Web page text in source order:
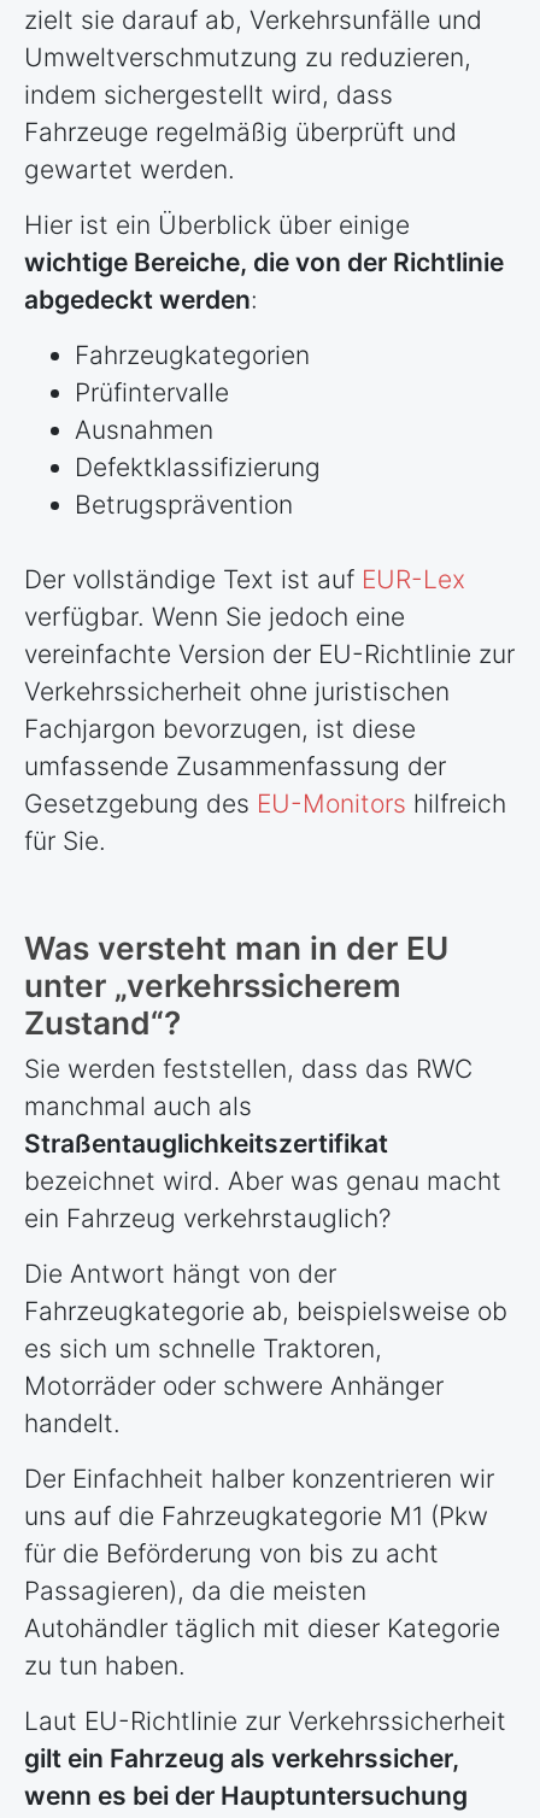
zielt sie darauf ab, Verkehrsunfälle und
Umweltverschmutzung zu reduzieren,
indem sichergestellt wird, dass
Fahrzeuge regelmäßig überprüft und
gewartet werden.
Hier ist ein Überblick über einige
wichtige Bereiche, die von der Richtlinie
abgedeckt werden:
Fahrzeugkategorien
Prüfintervalle
Ausnahmen
Defektklassifizierung
Betrugsprävention
Der vollständige Text ist auf EUR-Lex
verfügbar. Wenn Sie jedoch eine
vereinfachte Version der EU-Richtlinie zur
Verkehrssicherheit ohne juristischen
Fachjargon bevorzugen, ist diese
umfassende Zusammenfassung der
Gesetzgebung des EU-Monitors hilfreich
für Sie.
Was versteht man in der EU
unter „verkehrssicherem
Zustand“?
Sie werden feststellen, dass das RWC
manchmal auch als
Straßentauglichkeitszertifikat
bezeichnet wird. Aber was genau macht
ein Fahrzeug verkehrstauglich?
Die Antwort hängt von der
Fahrzeugkategorie ab, beispielsweise ob
es sich um schnelle Traktoren,
Motorräder oder schwere Anhänger
handelt.
Der Einfachheit halber konzentrieren wir
uns auf die Fahrzeugkategorie M1 (Pkw
für die Beförderung von bis zu acht
Passagieren), da die meisten
Autohändler täglich mit dieser Kategorie
zu tun haben.
Laut EU-Richtlinie zur Verkehrssicherheit
gilt ein Fahrzeug als verkehrssicher,
wenn es bei der Hauptuntersuchung